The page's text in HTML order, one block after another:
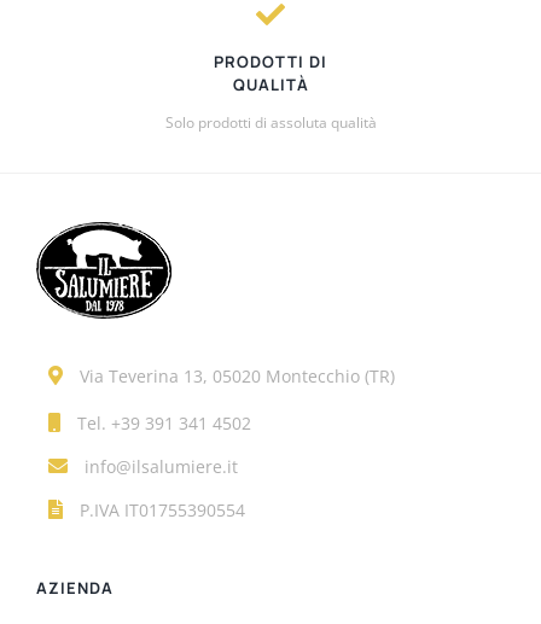
PRODOTTI DI
QUALITÀ
Solo prodotti di assoluta qualità
Via Teverina 13, 05020 Montecchio (TR)
Tel. +39 391 341 4502
info@ilsalumiere.it
P.IVA IT01755390554
AZIENDA